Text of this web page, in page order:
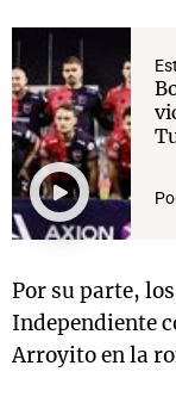
Por su parte,
Independiente
Arroyito en la